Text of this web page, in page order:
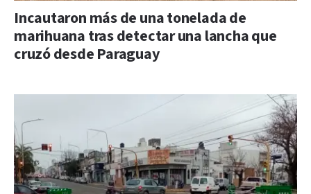
Incautaron más de una tonelada de
marihuana tras detectar una lancha que
cruzó desde Paraguay